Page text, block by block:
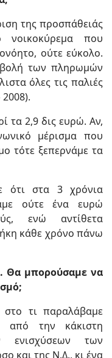
της προσπάθειάς
που
ούτε εύκολο.
των πληρωμών
όλες τις παλιές
τα 2,9 δις ευρώ. Αν,
μέρισμα που
τότε ξεπερνάμε τα
ότι στα 3 χρόνια
ούτε ένα ευρώ
ενώ αντίθετα
κάθε χρόνο πάνω
Θα μπορούσαμε να
τι παραλάβαμε
από την κάκιστη
ενισχύσεων των
και της Ν.Δ., κι ένα